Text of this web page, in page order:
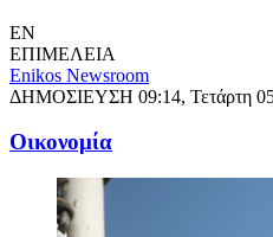
EN
ΕΠΙΜΕΛΕΙΑ
Enikos Newsroom
ΔΗΜΟΣΙΕΥΣΗ 09:14, Τετάρτη
Oικονομία